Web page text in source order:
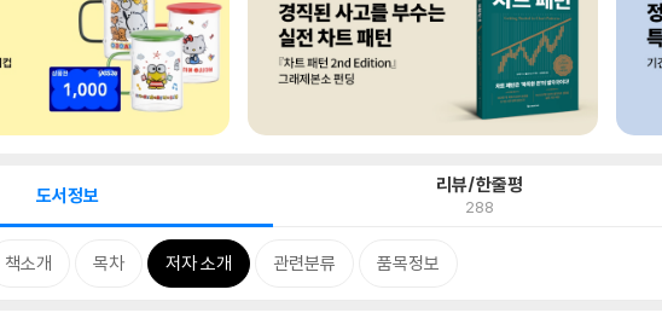
도서정보 리뷰/한줄평
288
책소개 목차 저자 소개 관련분류 품목정보